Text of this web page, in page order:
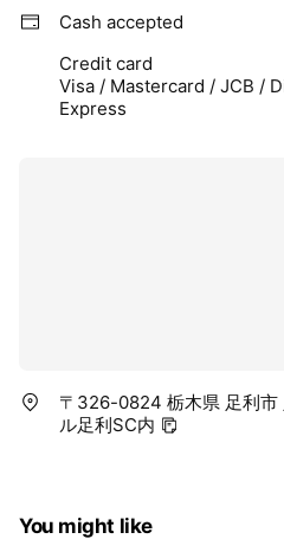
Cash accepted
Credit card
Visa / Mastercard / JCB /
Express
〒326-0824 栃木県 足利市
ル足利SC内
You might like